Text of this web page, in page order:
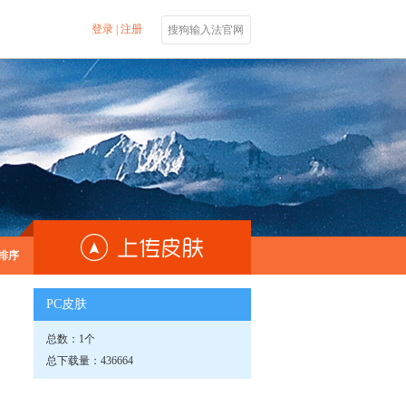
登录| 注册 搜狗输入法官网
序
PC皮肤
总数：1个
总下载量：436664